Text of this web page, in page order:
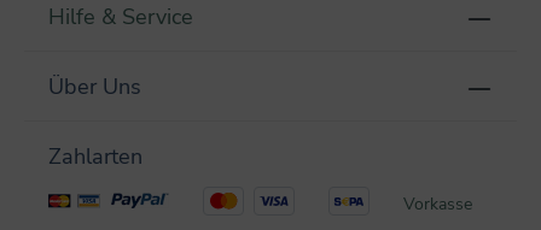
Hilfe & Service
Über Uns
Zahlarten
Vorkasse